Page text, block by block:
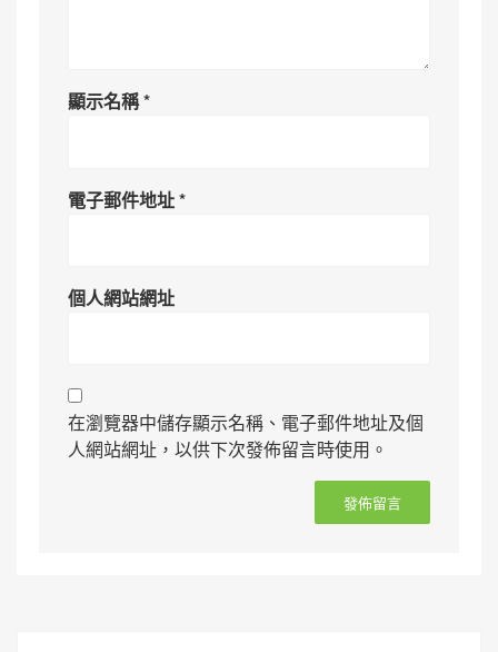
顯示名稱*
電子郵件地址*
個人網站網址
在瀏覽器中儲存顯示名稱、電子郵件地址及個
人網站網址，以供下次發佈留言時使用。